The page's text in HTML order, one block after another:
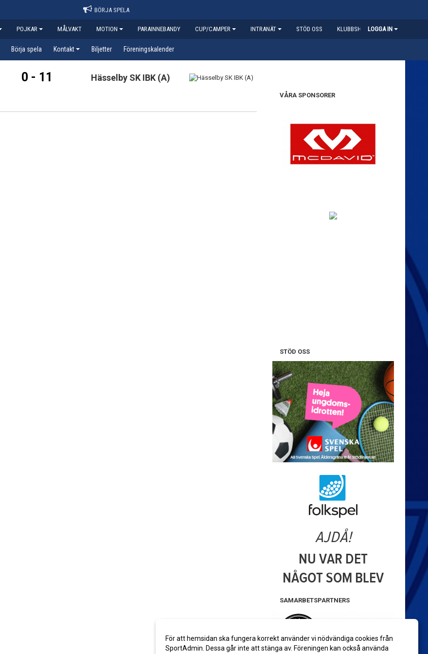
BÖRJA SPELA
POJKAR MÅLVAKT MOTION PARAINNEBANDY CUP/CAMPER INTRANÄT STÖD OSS KLUBBSHOPLOGGA IN
Börja spela Kontakt Biljetter Föreningskalender
0 - 11 Hässelby SK IBK (A)
VÅRA SPONSORER
STÖD OSS
SAMARBETSPARTNERS
För att hemsidan ska fungera korrekt använder vi nödvändiga cookies från
SportAdmin. Dessa går inte att stänga av. Föreningen kan också använda